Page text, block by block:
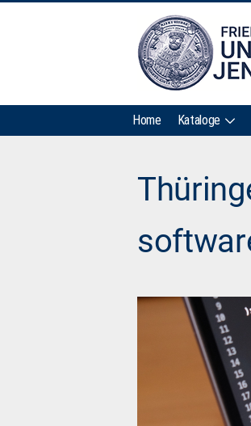
Home Kataloge